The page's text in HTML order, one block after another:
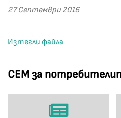
СЕМ за
27 Септември 2016
Изтегли файла